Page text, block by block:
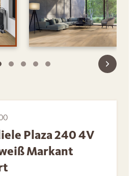
Plaza 240 4V
Markant